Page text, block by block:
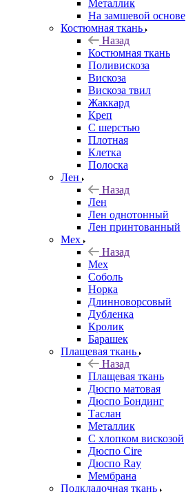
Металлик
На замшевой основе
Костюмная ткань
Назад
Костюмная ткань
Поливискоза
Вискоза
Вискоза твил
Жаккард
Креп
С шерстью
Плотная
Клетка
Полоска
Лен
Назад
Лен
Лен однотонный
Лен принтованный
Мех
Назад
Мех
Соболь
Норка
Длинноворсовый
Дубленка
Кролик
Барашек
Плащевая ткань
Назад
Плащевая ткань
Дюспо матовая
Дюспо Бондинг
Таслан
Металлик
С хлопком вискозой
Дюспо Cire
Дюспо Ray
Мембрана
Подкладочная ткань